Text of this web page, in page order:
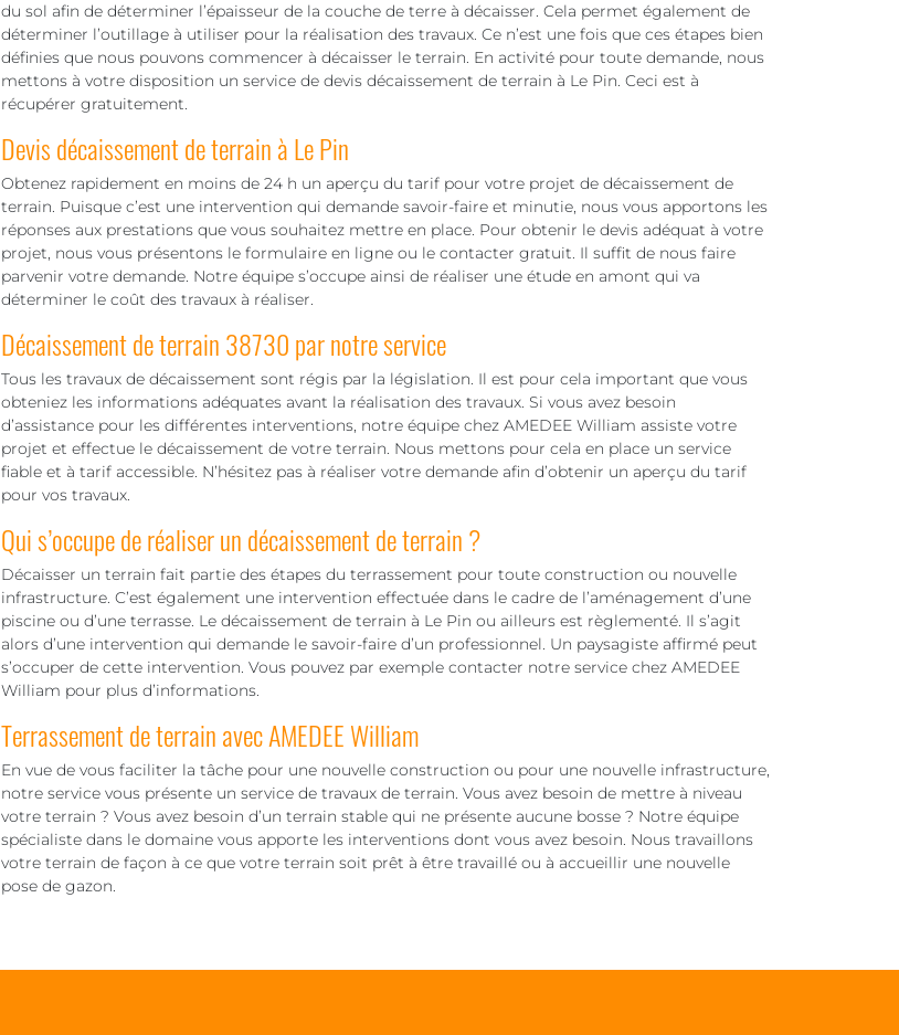
du sol afin de déterminer l’épaisseur de la couche de terre à décaisser. Cela permet également de
déterminer l’outillage à utiliser pour la réalisation des travaux. Ce n’est une fois que ces étapes bien
définies que nous pouvons commencer à décaisser le terrain. En activité pour toute demande, nous
mettons à votre disposition un service de devis décaissement de terrain à Le Pin. Ceci est à
récupérer gratuitement.
Devis décaissement de terrain à Le Pin
Obtenez rapidement en moins de 24 h un aperçu du tarif pour votre projet de décaissement de
terrain. Puisque c’est une intervention qui demande savoir-faire et minutie, nous vous apportons les
réponses aux prestations que vous souhaitez mettre en place. Pour obtenir le devis adéquat à votre
projet, nous vous présentons le formulaire en ligne ou le contacter gratuit. Il suffit de nous faire
parvenir votre demande. Notre équipe s’occupe ainsi de réaliser une étude en amont qui va
déterminer le coût des travaux à réaliser.
Décaissement de terrain 38730 par notre service
Tous les travaux de décaissement sont régis par la législation. Il est pour cela important que vous
obteniez les informations adéquates avant la réalisation des travaux. Si vous avez besoin
d’assistance pour les différentes interventions, notre équipe chez AMEDEE William assiste votre
projet et effectue le décaissement de votre terrain. Nous mettons pour cela en place un service
fiable et à tarif accessible. N’hésitez pas à réaliser votre demande afin d’obtenir un aperçu du tarif
pour vos travaux.
Qui s’occupe de réaliser un décaissement de terrain ?
Décaisser un terrain fait partie des étapes du terrassement pour toute construction ou nouvelle
infrastructure. C’est également une intervention effectuée dans le cadre de l’aménagement d’une
piscine ou d’une terrasse. Le décaissement de terrain à Le Pin ou ailleurs est règlementé. Il s’agit
alors d’une intervention qui demande le savoir-faire d’un professionnel. Un paysagiste affirmé peut
s’occuper de cette intervention. Vous pouvez par exemple contacter notre service chez AMEDEE
William pour plus d’informations.
Terrassement de terrain avec AMEDEE William
En vue de vous faciliter la tâche pour une nouvelle construction ou pour une nouvelle infrastructure,
notre service vous présente un service de travaux de terrain. Vous avez besoin de mettre à niveau
votre terrain ? Vous avez besoin d’un terrain stable qui ne présente aucune bosse ? Notre équipe
spécialiste dans le domaine vous apporte les interventions dont vous avez besoin. Nous travaillons
votre terrain de façon à ce que votre terrain soit prêt à être travaillé ou à accueillir une nouvelle
pose de gazon.